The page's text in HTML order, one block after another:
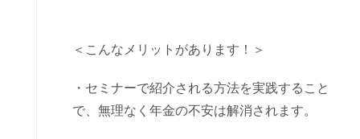
＜こんなメリットがあります！＞
・セミナーで紹介される方法を実践すること
で、無理なく年金の不安は解消されます。